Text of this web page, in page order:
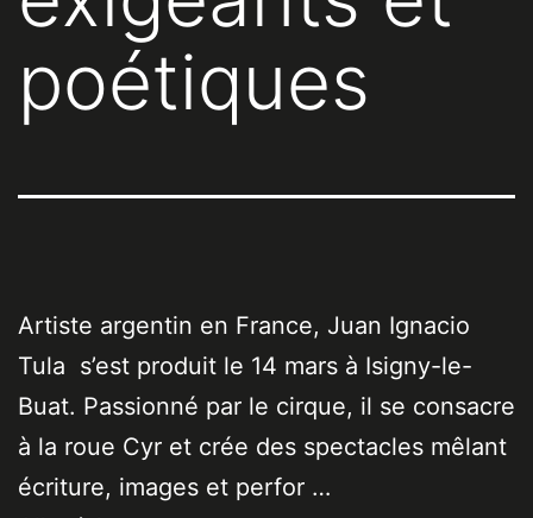
poétiques
Artiste argentin en France, Juan Ignacio
Tula s’est produit le 14 mars à Isigny-le-
Buat. Passionné par le cirque, il se consacre
à la roue Cyr et crée des spectacles mêlant
écriture, images et perfor …